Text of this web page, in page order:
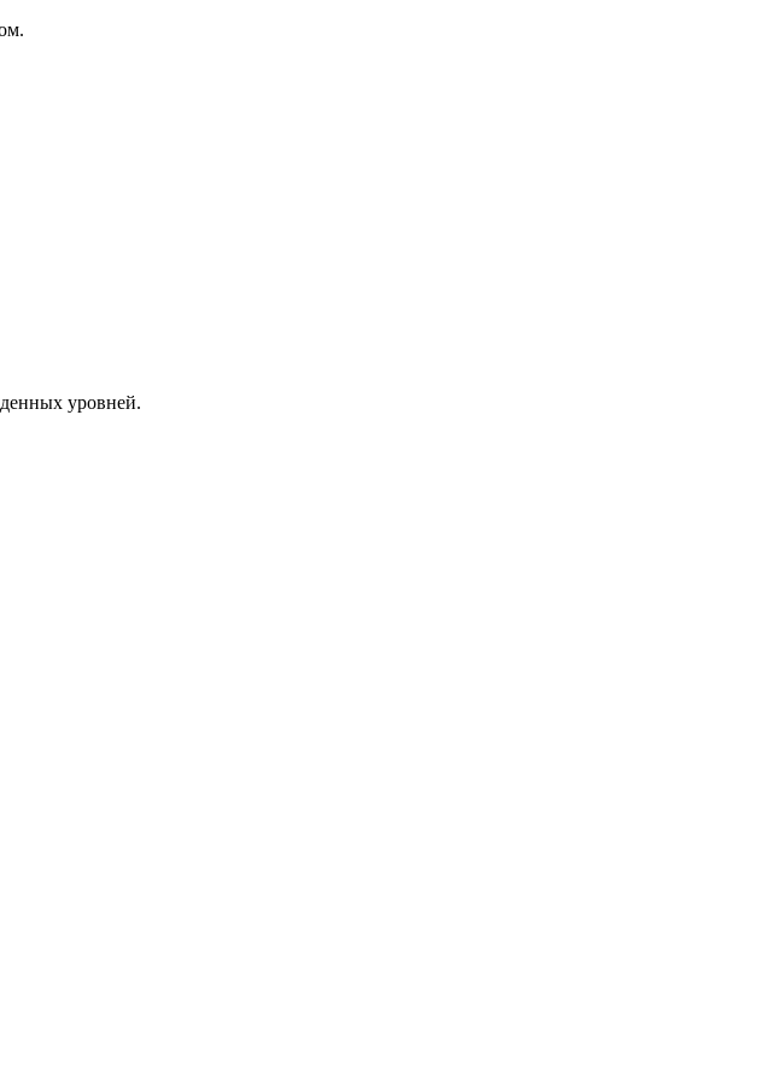
уровней.